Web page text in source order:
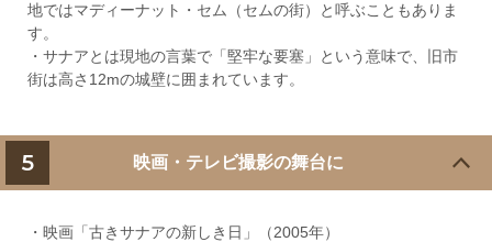
地ではマディーナット・セム（セムの街）と呼ぶこともありま
す。
・サナアとは現地の言葉で「堅牢な要塞」という意味で、旧市
街は高さ12mの城壁に囲まれています。
5 映画・テレビ撮影の舞台に
・映画「古きサナアの新しき日」（2005年）